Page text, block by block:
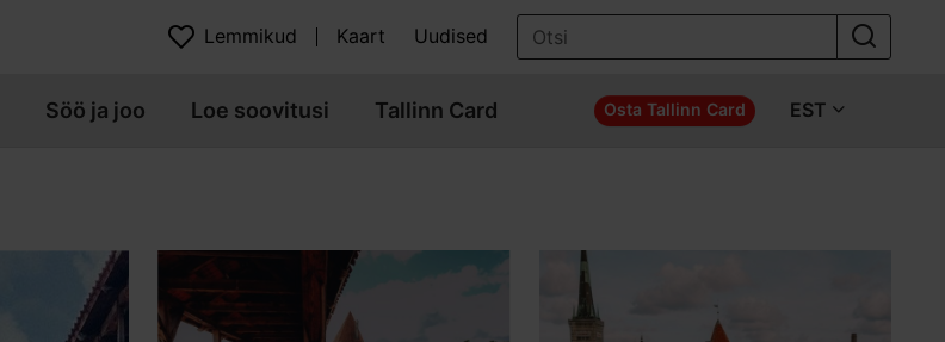
Lemmikud Kaart Uudised
Söö ja joo Loe soovitusi Tallinn Card Osta Tallinn Card EST